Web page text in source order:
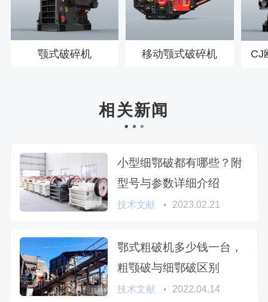
颚式破碎机 移动颚式破碎机 CJ
相关新闻
小型细鄂破都有哪些？附
型号与参数详细介绍
技术文献 2023.02.21
鄂式粗破机多少钱一台，
粗颚破与细鄂破区别
技术文献 2022.04.14